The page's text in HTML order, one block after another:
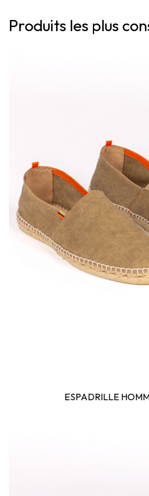
Produits les plus
ESPADRILLE